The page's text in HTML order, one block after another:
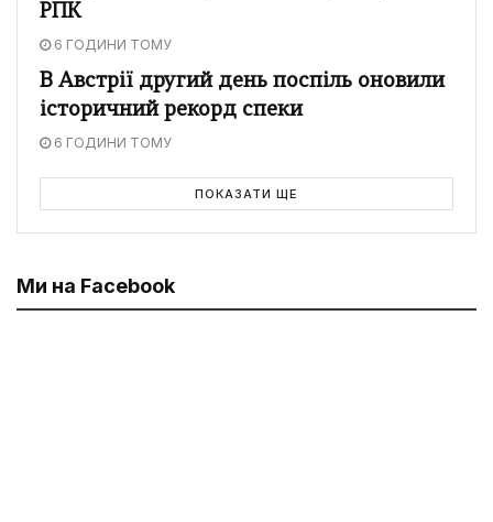
РПК
6 ГОДИНИ ТОМУ
В Австрії другий день поспіль оновили
історичний рекорд спеки
6 ГОДИНИ ТОМУ
ПОКАЗАТИ ЩЕ
Ми на Facebook